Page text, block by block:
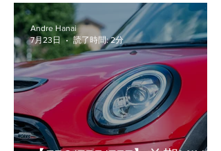
Andre Hanai
7月23日
読了時間: 2分